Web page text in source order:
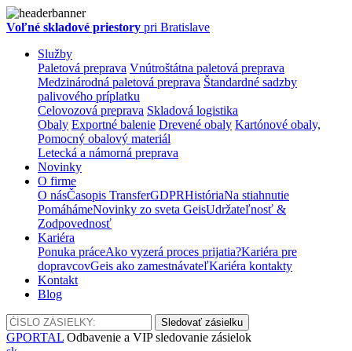
Voľné skladové priestory pri Bratislave
Služby
Paletová preprava Vnútroštátna paletová preprava
Medzinárodná paletová preprava Štandardné sadzby
palivového príplatku
Celovozová preprava Skladová logistika
Obaly Exportné balenie Drevené obaly Kartónové obaly,
Pomocný obalový materiál
Letecká a námorná preprava
Novinky
O firme
O násČasopis TransferGDPRHistóriaNa stiahnutie
PomáhámeNovinky zo sveta GeisUdržateľnosť &
Zodpovednosť
Kariéra
Ponuka práceAko vyzerá proces prijatia?Kariéra pre
dopravcovGeis ako zamestnávateľKariéra kontakty
Kontakt
Blog
GPORTAL Odbavenie a VIP sledovanie zásielok